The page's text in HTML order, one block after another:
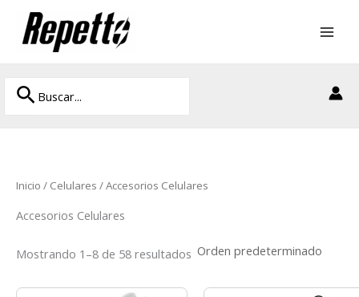
contenido
Buscar
por:
Buscar
Inicio / Celulares / Accesorios Celulares
Accesorios Celulares
Mostrando 1–8 de 58 resultados